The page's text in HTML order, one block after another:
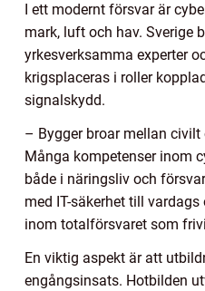
I ett modernt försvar är
mark, luft och hav. Sverige
yrkesverksamma experter
krigsplaceras i roller
signalskydd.
– Bygger broar mellan
Många kompetenser inom
både i näringsliv och
med IT-säkerhet till vardags
inom totalförsvaret som
En viktig aspekt är att
engångsinsats. Hotbilden